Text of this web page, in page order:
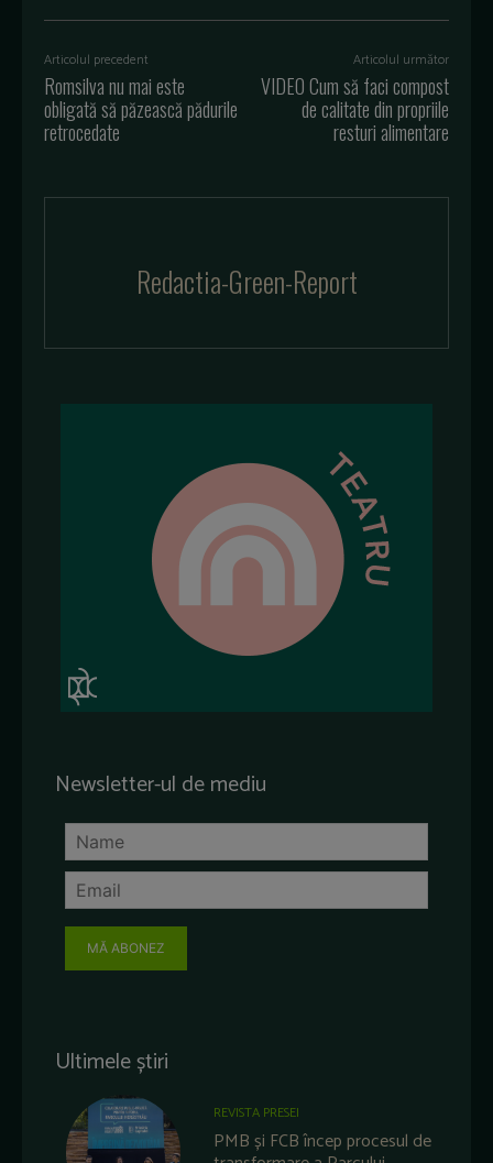
Articolul precedent
Romsilva nu mai este
obligată să păzească pădurile
retrocedate
Articolul următor
VIDEO Cum să faci compost
de calitate din propriile
resturi alimentare
Redactia-Green-Report
Newsletter-ul de mediu
MĂ ABONEZ
Ultimele știri
REVISTA PRESEI
PMB și FCB încep procesul de